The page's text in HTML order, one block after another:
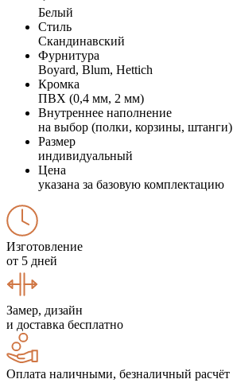
Белый
Стиль
Скандинавский
Фурнитура
Boyard, Blum, Hettich
Кромка
ПВХ (0,4 мм, 2 мм)
Внутреннее наполнение
на выбор (полки, корзины, штанги)
Размер
индивидуальный
Цена
указана за базовую комплектацию
Изготовление
от 5 дней
Замер, дизайн
и доставка бесплатно
Оплата наличными, безналичный расчёт